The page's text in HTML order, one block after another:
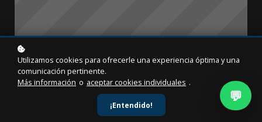
💬
Utilizamos cookies para ofrecerle una experiencia óptima y una
comunicación pertinente.
Más información o aceptar cookies individuales .
¡Entendido!